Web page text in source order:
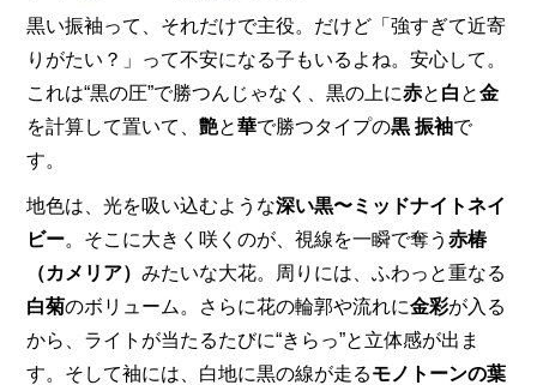
黒い振袖って、それだけで主役。だけど「強すぎて近寄
りがたい？」って不安になる子もいるよね。安心して。
これは“黒の圧”で勝つんじゃなく、黒の上に赤と 白 と金
を計算して置いて、艶と華で勝つタイプの黒 振袖で
す。
地色は、光を吸い込むような深い黒〜ミッドナイトネイ
ビー。そこに大きく咲くのが、視線を一瞬で奪う赤椿
（カメリア）みたいな大花。周りには、ふわっと重なる
白菊のボリューム。さらに花の輪郭や流れに金彩が入る
から、ライトが当たるたびに“きらっ”と立体感が出ま
す。そして袖には、白地に黒の線が走るモノトーンの葉